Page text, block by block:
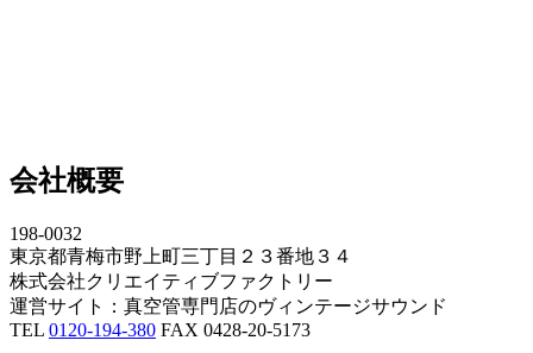
会社概要
198-0032
東京都青梅市野上町三丁目２３番地３４
株式会社クリエイティブファクトリー
運営サイト：真空管専門店のヴィンテージサウンド
TEL 0120-194-380 FAX 0428-20-5173